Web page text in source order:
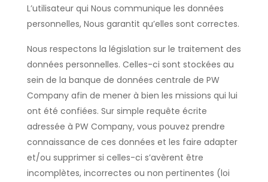
L’utilisateur qui Nous communique les données
personnelles, Nous garantit qu’elles sont correctes.
Nous respectons la législation sur le traitement des
données personnelles. Celles-ci sont stockées au
sein de la banque de données centrale de PW
Company afin de mener à bien les missions qui lui
ont été confiées. Sur simple requête écrite
adressée à PW Company, vous pouvez prendre
connaissance de ces données et les faire adapter
et/ou supprimer si celles-ci s’avèrent être
incomplètes, incorrectes ou non pertinentes (loi